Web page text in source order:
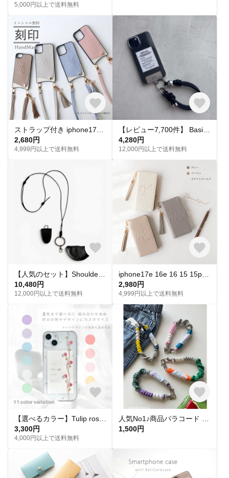
5,000円以上で送料無料
2,680円
4,999円以上で送料無料
4,280円
12,000円以上で送料無料
10,480円
12,000円以上で送料無料
2,980円
4,999円以上で送料無料
3,300円
4,000円以上で送料無料
1,500円